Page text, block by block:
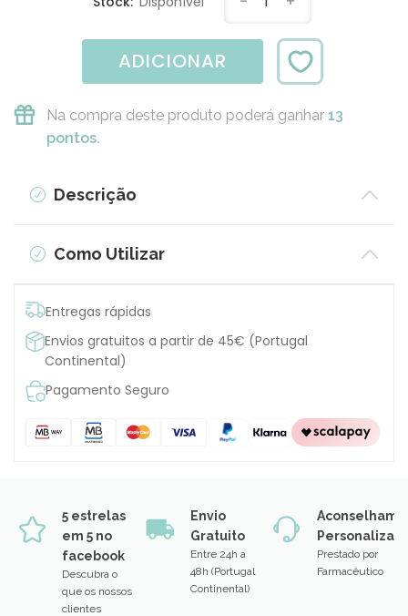
ADICIONAR
Na compra deste produto poderá ganhar 13
pontos.
Descrição
Como Utilizar
Entregas rápidas
Envios gratuitos a partir de 45€ (Portugal
Continental)
Pagamento Seguro
5 estrelas
em 5 no
facebook
Descubra o
que os nossos
clientes
Envio
Gratuito
Entre 24h a
48h (Portugal
Continental)
Prestado por
Farmacêutico